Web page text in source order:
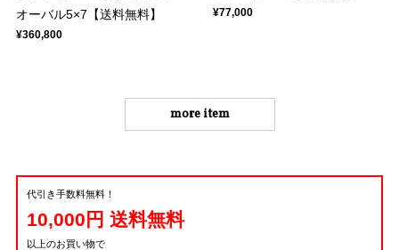
オーバル5×7【送料無料】
¥360,800
¥77,000
more item
代引き手数料無料！
10,000円 送料無料
以上のお買い物で